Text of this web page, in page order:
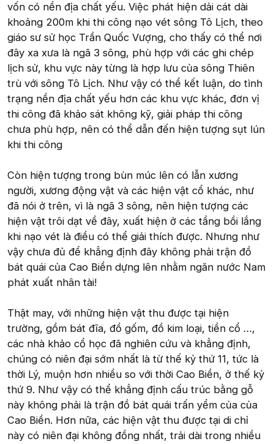
vốn có nền địa chất yếu. Việc phát hiện dải cát dài
khoảng 200m khi thi công nạo vét sông Tô Lịch, theo
giáo sư sử học Trần Quốc Vượng, cho thấy có thể nơi
đây xa xưa là ngã 3 sông, phù hợp với các ghi chép
lịch sử, khu vực này từng là hợp lưu của sông Thiên
trù với sông Tô Lịch. Như vậy có thể kết luận, do tình
trạng nền địa chất yếu hơn các khu vực khác, đơn vị
thi công đã khảo sát không kỹ, giải pháp thi công
chưa phù hợp, nên có thể dẫn đến hiện tượng sụt lún
khi thi công
Còn hiện tượng trong bùn múc lên có lẫn xương
người, xương động vật và các hiện vật cổ khác, như
đã nói ở trên, vì là ngã 3 sông, nên hiện tượng các
hiện vật trôi dạt về đây, xuất hiện ở các tầng bồi lắng
khi nạo vét là điều có thể giải thích được. Nhưng như
vậy chưa đủ để khẳng định đây không phải trận đồ
bát quái của Cao Biền dựng lên nhằm ngăn nước Nam
phát xuất nhân tài!
Thật may, với những hiện vật thu được tại hiện
trường, gồm bát đĩa, đồ gốm, đồ kim loại, tiền cổ …,
các nhà khảo cổ học đã nghiên cứu và khẳng định,
chúng có niên đại sớm nhất là từ thế kỷ thứ 11, tức là
thời Lý, muộn hơn nhiều so với thời Cao Biền, ở thế kỷ
thứ 9. Như vậy có thể khẳng định cấu trúc bằng gỗ
này không phải là trận đồ bát quái trấn yểm của của
Cao Biền. Hơn nữa, các hiện vật thu được tại di chỉ
này có niên đại không đồng nhất, trải dài trong nhiều